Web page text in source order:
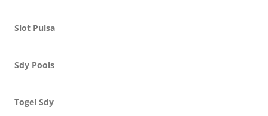
Slot Pulsa
Sdy Pools
Togel Sdy